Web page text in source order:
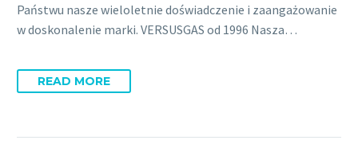
Państwu nasze wieloletnie doświadczenie i zaangażowanie
w doskonalenie marki. VERSUSGAS od 1996 Nasza…
READ MORE